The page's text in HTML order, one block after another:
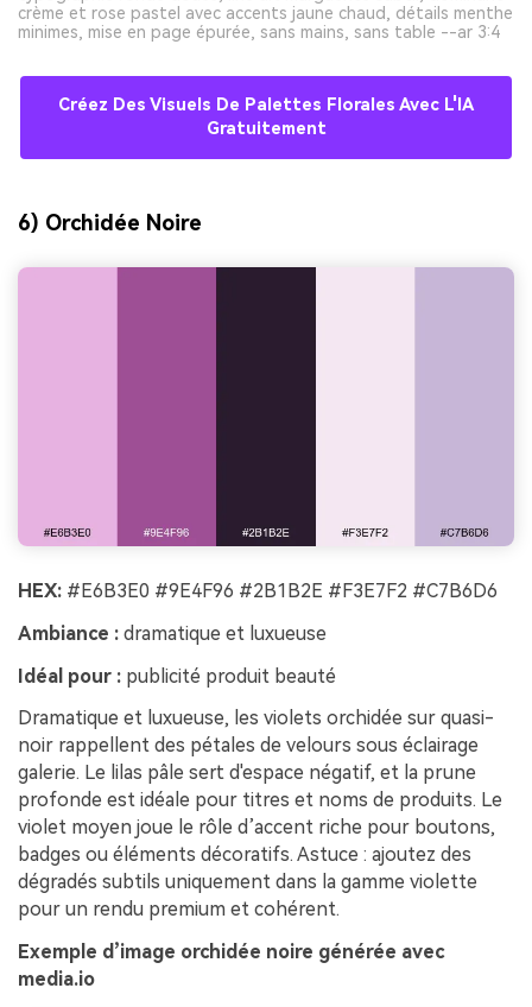
crème et rose pastel avec accents jaune chaud, détails menthe
minimes, mise en page épurée, sans mains, sans table --ar 3:4
Créez Des Visuels De Palettes Florales Avec L'IA
Gratuitement
6) Orchidée Noire
HEX: #E6B3E0 #9E4F96 #2B1B2E #F3E7F2 #C7B6D6
Ambiance : dramatique et luxueuse
Idéal pour : publicité produit beauté
Dramatique et luxueuse, les violets orchidée sur quasi-
noir rappellent des pétales de velours sous éclairage
galerie. Le lilas pâle sert d'espace négatif, et la prune
profonde est idéale pour titres et noms de produits. Le
violet moyen joue le rôle d’accent riche pour boutons,
badges ou éléments décoratifs. Astuce : ajoutez des
dégradés subtils uniquement dans la gamme violette
pour un rendu premium et cohérent.
Exemple d’image orchidée noire générée avec
media.io